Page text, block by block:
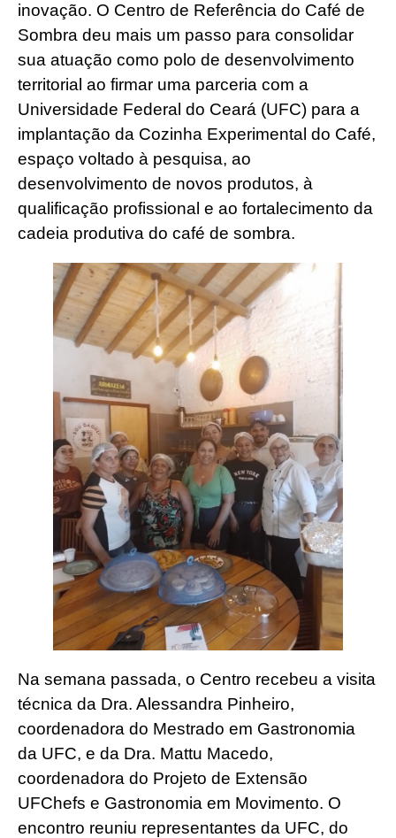
inovação. O Centro de Referência do Café de
Sombra deu mais um passo para consolidar
sua atuação como polo de desenvolvimento
territorial ao firmar uma parceria com a
Universidade Federal do Ceará (UFC) para a
implantação da Cozinha Experimental do Café,
espaço voltado à pesquisa, ao
desenvolvimento de novos produtos, à
qualificação profissional e ao fortalecimento da
cadeia produtiva do café de sombra.
Na semana passada, o Centro recebeu a visita
técnica da Dra. Alessandra Pinheiro,
coordenadora do Mestrado em Gastronomia
da UFC, e da Dra. Mattu Macedo,
coordenadora do Projeto de Extensão
UFChefs e Gastronomia em Movimento. O
encontro reuniu representantes da UFC, do